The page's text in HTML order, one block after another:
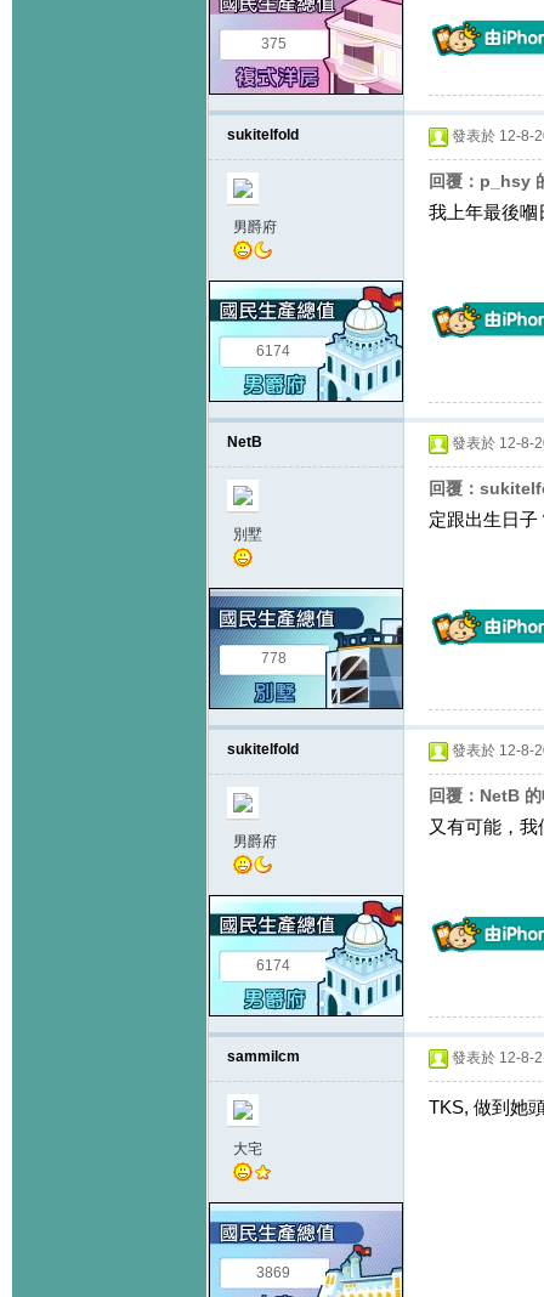
375
sukitelfold
男爵府
6174
發表於 12-8-
回覆：p_hsy
我上年最後嗰
NetB
別墅
778
發表於 12-8-
回覆：
定跟出生日子
sukitelfold
男爵府
6174
發表於 12-8-
回覆：NetB
又有可能，
sammilcm
大宅
3869
發表於 12-8-
TKS, 做到她